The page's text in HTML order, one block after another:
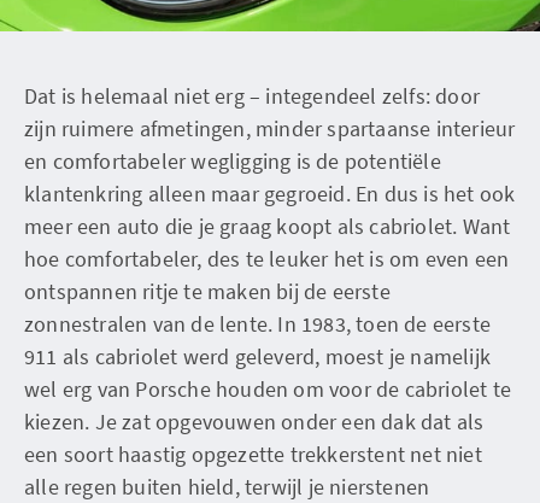
Dat is helemaal niet erg – integendeel zelfs: door
zijn ruimere afmetingen, minder spartaanse interieur
en comfortabeler wegligging is de potentiële
klantenkring alleen maar gegroeid. En dus is het ook
meer een auto die je graag koopt als cabriolet. Want
hoe comfortabeler, des te leuker het is om even een
ontspannen ritje te maken bij de eerste
zonnestralen van de lente. In 1983, toen de eerste
911 als cabriolet werd geleverd, moest je namelijk
wel erg van Porsche houden om voor de cabriolet te
kiezen. Je zat opgevouwen onder een dak dat als
een soort haastig opgezette trekkerstent net niet
alle regen buiten hield, terwijl je nierstenen